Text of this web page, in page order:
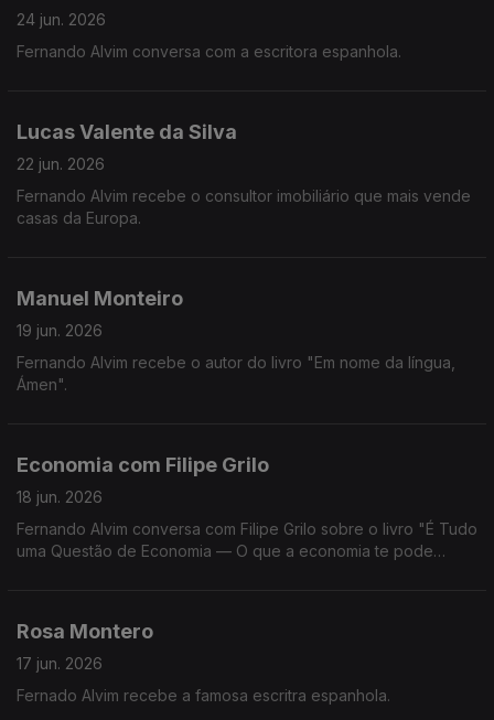
24 jun. 2026
Fernando Alvim conversa com a escritora espanhola.
Lucas Valente da Silva
22 jun. 2026
Fernando Alvim recebe o consultor imobiliário que mais vende
casas da Europa.
Manuel Monteiro
19 jun. 2026
Fernando Alvim recebe o autor do livro "Em nome da língua,
Ámen".
Economia com Filipe Grilo
18 jun. 2026
Fernando Alvim conversa com Filipe Grilo sobre o livro "É Tudo
uma Questão de Economia — O que a economia te pode
Rosa Montero
17 jun. 2026
Fernado Alvim recebe a famosa escritra espanhola.